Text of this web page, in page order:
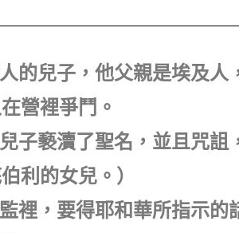
的兒子，他父親是埃及
營裡爭鬥。
子褻瀆了聖名，並且咒
利的女兒。）
裡，要得耶和華所指示的